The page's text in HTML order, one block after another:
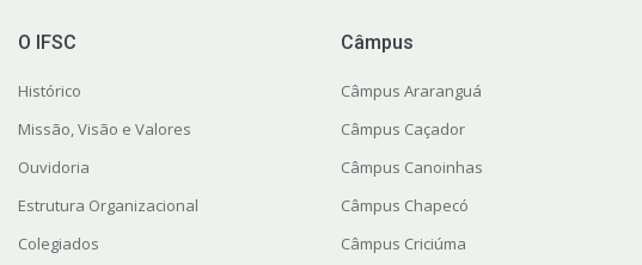
O IFSC
Histórico
Missão, Visão e Valores
Ouvidoria
Estrutura Organizacional
Colegiados
Câmpus
Câmpus Araranguá
Câmpus Caçador
Câmpus Canoinhas
Câmpus Chapecó
Câmpus Criciúma